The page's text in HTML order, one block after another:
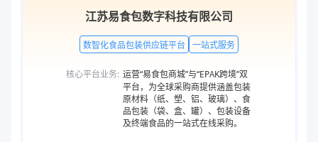
江苏易食包数字科技有限公司
数智化食品包装供应链平台 一站式服务
核心平台业务: 运营“易食包商城”与“EPAK跨境”双
平台，为全球采购商提供涵盖包装
原材料（纸、塑、铝、玻璃）、食
品包装（袋、盒、罐）、包装设备
及终端食品的一站式在线采购。